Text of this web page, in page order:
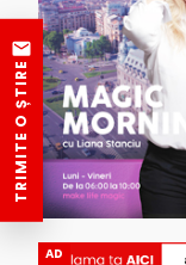
AD
TRIMITE O ȘTIRE